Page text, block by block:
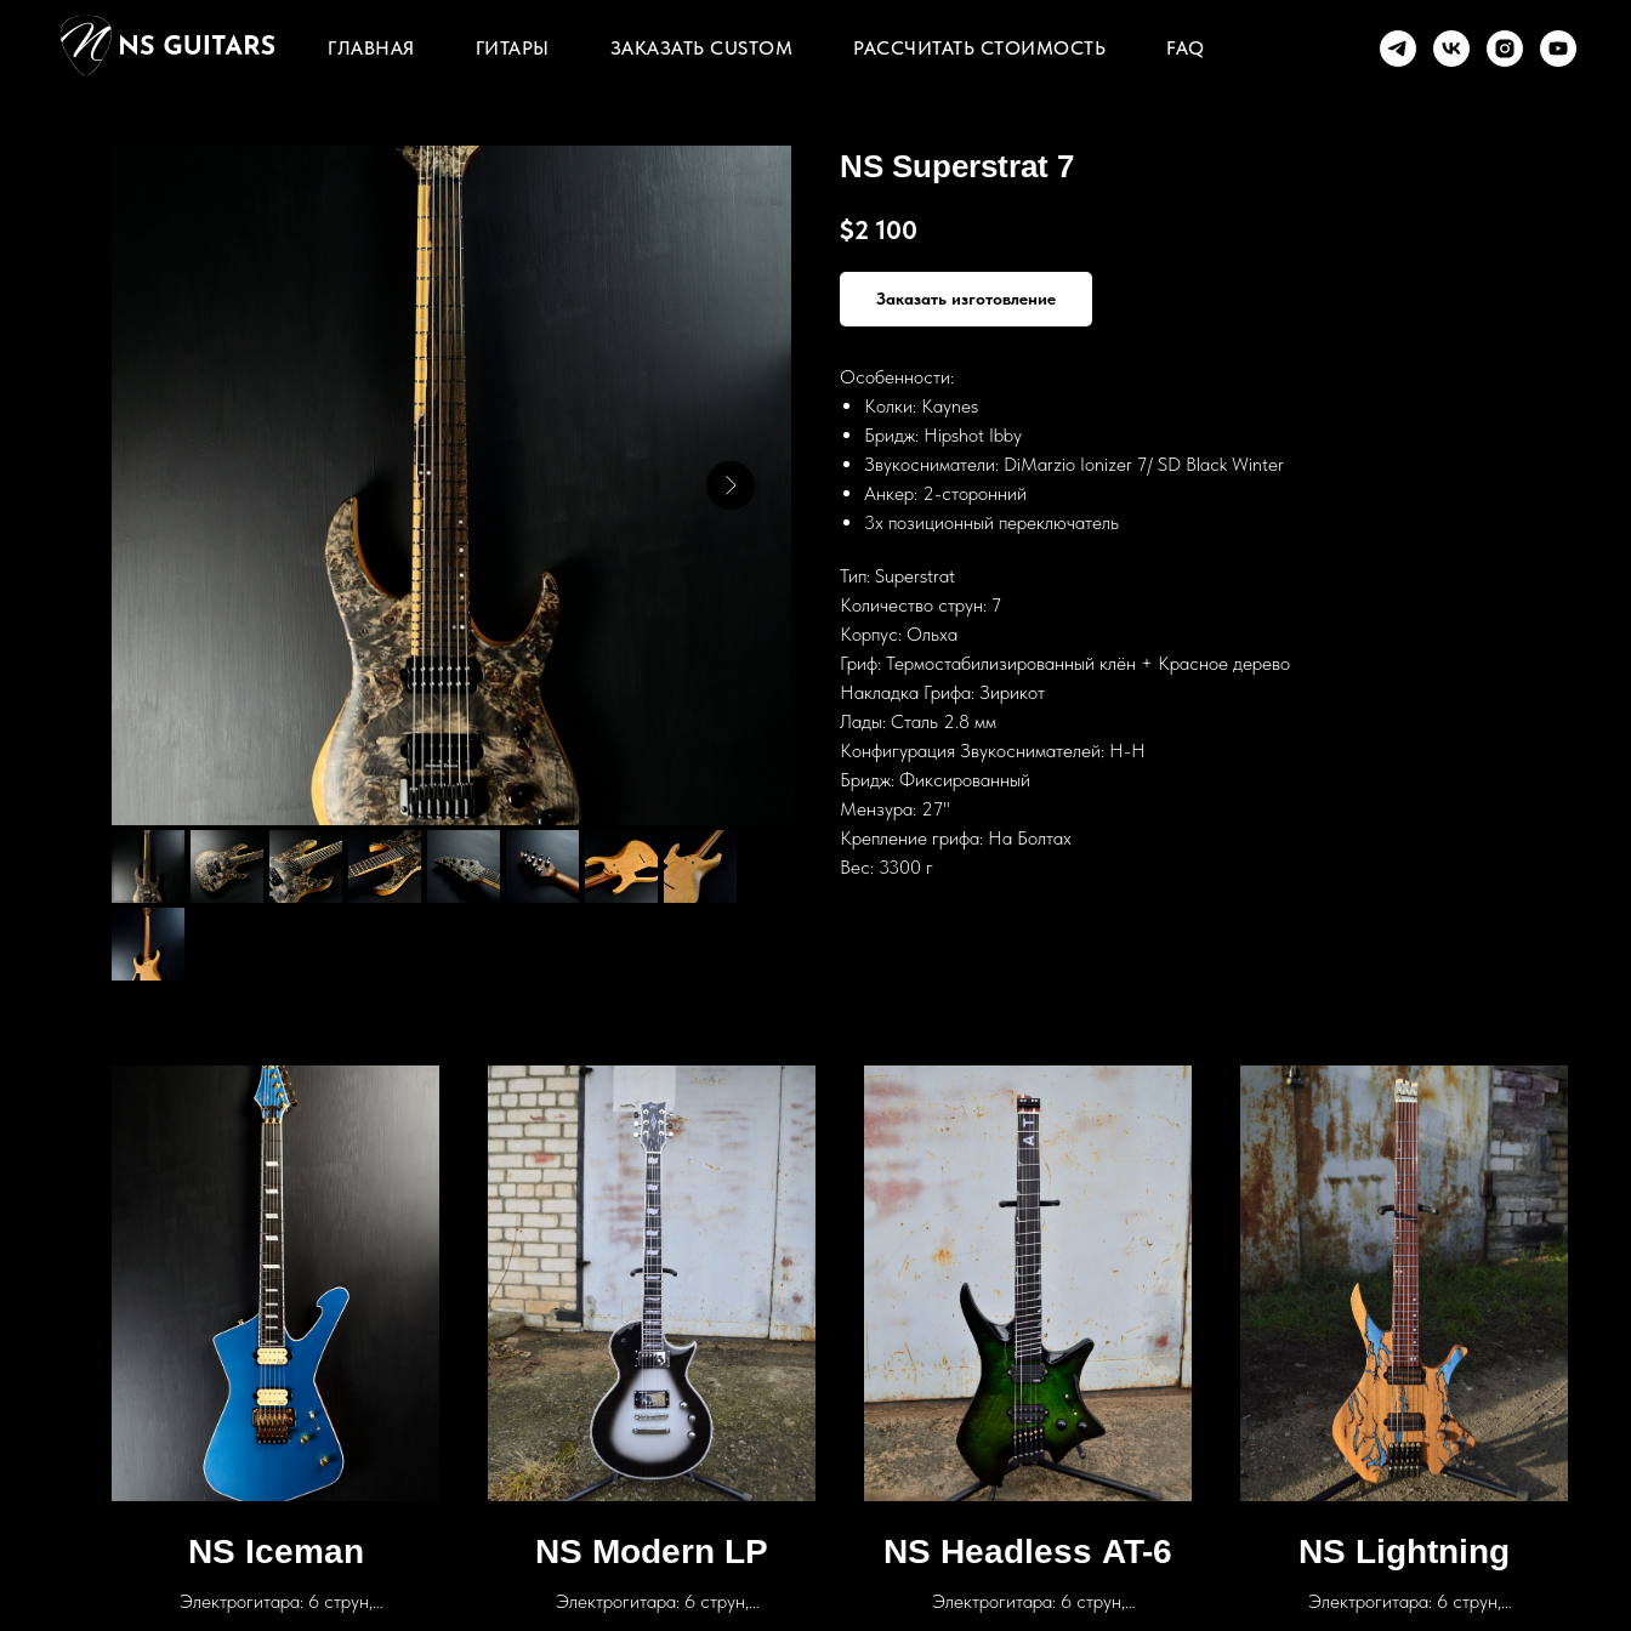
ГЛАВНАЯ ГИТАРЫ ЗАКАЗАТЬ CUSTOM РАССЧИТАТЬ СТОИМОСТЬ FAQ
NS Superstrat 7
$2 100
Заказать изготовление
Особенности:
Колки: Kaynes
Бридж: Hipshot Ibby
Звукосниматели: DiMarzio Ionizer 7/ SD Black Winter
Анкер: 2-сторонний
3х позиционный переключатель
Тип: Superstrat
Количество струн: 7
Корпус: Ольха
Гриф: Термостабилизированный клён + Красное дерево
Накладка Грифа: Зирикот
Лады: Сталь 2.8 мм
Конфигурация Звукоснимателей: H-H
Бридж: Фиксированный
Мензура: 27"
Крепление грифа: На Болтах
Вес: 3300 г
NS Iceman
Электрогитара: 6 струн,
NS Modern LP
Электрогитара: 6 струн,
NS Headless AT-6
Электрогитара: 6 струн,
NS Lightning
Электрогитара: 6 струн,